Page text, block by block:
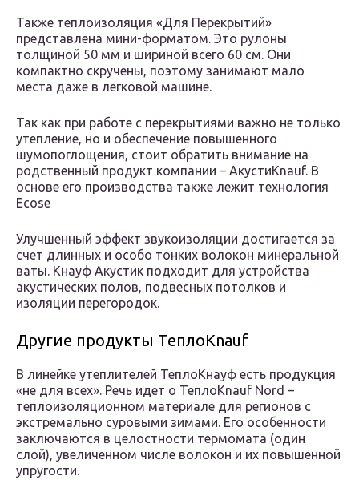
Также теплоизоляция «Для Перекрытий»
представлена мини-форматом. Это рулоны
толщиной 50 мм и шириной всего 60 см. Они
компактно скручены, поэтому занимают мало
места даже в легковой машине.
Так как при работе с перекрытиями важно не только
утепление, но и обеспечение повышенного
шумопоглощения, стоит обратить внимание на
родственный продукт компании – АкустиKnauf. В
основе его производства также лежит технология
Ecose
Улучшенный эффект звукоизоляции достигается за
счет длинных и особо тонких волокон минеральной
ваты. Кнауф Акустик подходит для устройства
акустических полов, подвесных потолков и
изоляции перегородок.
Другие продукты ТеплоKnauf
В линейке утеплителей ТеплоКнауф есть продукция
«не для всех». Речь идет о ТеплоKnauf Nord –
теплоизоляционном материале для регионов с
экстремально суровыми зимами. Его особенности
заключаются в целостности термомата (один
слой), увеличенном числе волокон и их повышенной
упругости.